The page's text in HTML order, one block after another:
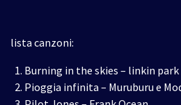
lista canzoni:
Burning in the skies – linkin park
Pioggia infinita – Muruburu e